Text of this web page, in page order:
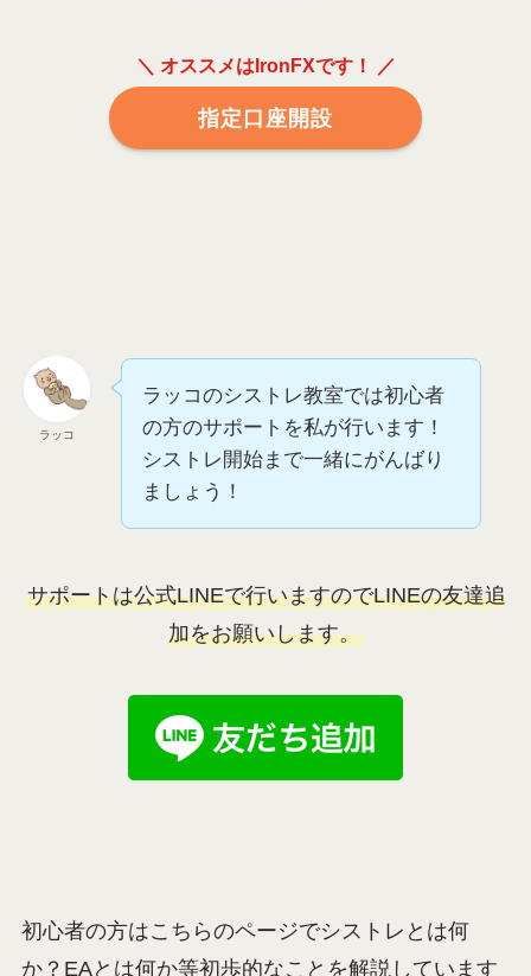
＼ オススメはIronFXです！ ／
指定口座開設
ラッコ
ラッコのシストレ教室では初心者
の方のサポートを私が行います！
シストレ開始まで一緒にがんばり
ましょう！
サポートは公式LINEで行いますのでLINEの友達追
加をお願いします。
初心者の方はこちらのページでシストレとは何
か？EAとは何か等初歩的なことを解説しています